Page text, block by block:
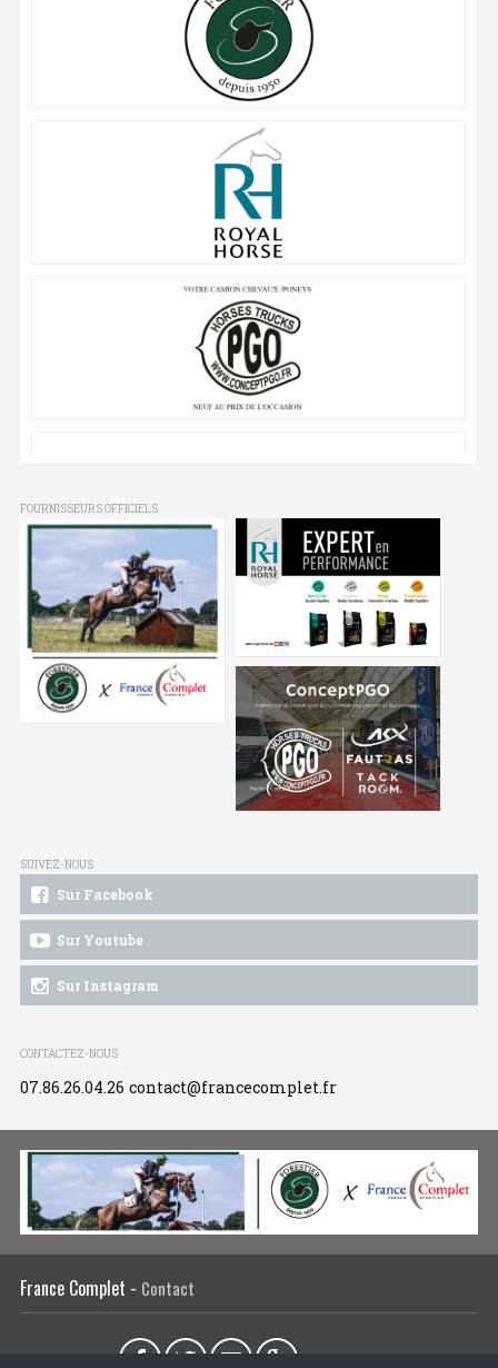
FOURNISSEURS OFFICIELS
SUIVEZ-NOUS
Sur Facebook
Sur Youtube
Sur Instagram
CONTACTEZ-NOUS
07.86.26.04.26 contact@francecomplet.fr
France Complet - Contact